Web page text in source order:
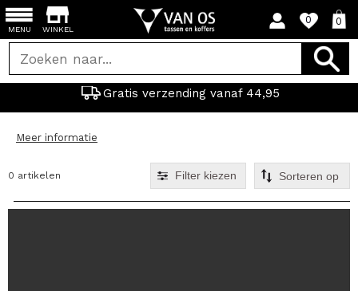
WINKEL
0 0
Gratis verzending vanaf 44,95
MENU
Meer informatie
0 artikelen Filter kiezen